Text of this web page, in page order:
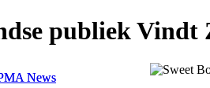
News
News
publiek Vindt